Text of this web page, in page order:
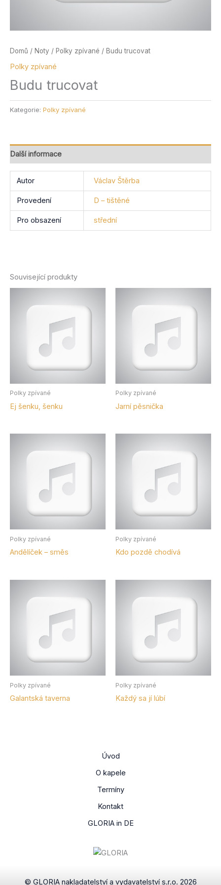
Domů / Noty / Polky zpívané / Budu trucovat
Polky zpívané
Budu trucovat
Kategorie: Polky zpívané
Další informace
Autor Václav Štěrba
Provedení D – tištěné
Pro obsazení střední
Související produkty
Polky zpívané
Ej šenku, šenku
Polky zpívané
Jarní pěsnička
Polky zpívané
Andělíček – směs
Polky zpívané
Kdo pozdě chodívá
Polky zpívané
Galantská taverna
Polky zpívané
Každý sa jí lúbí
Úvod
O kapele
Termíny
Kontakt
GLORIA in DE
© GLORIA nakladatelství a vydavatelství s.r.o. 2026